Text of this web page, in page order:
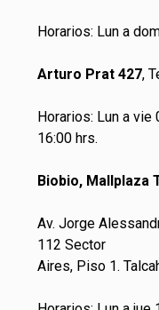
Horarios: Lun a
Arturo Prat 427,
Horarios: Lun a vie
16:00 hrs.
Biobio, Mallplaza
Av. Jorge
112 Sector
Aires, Piso 1.